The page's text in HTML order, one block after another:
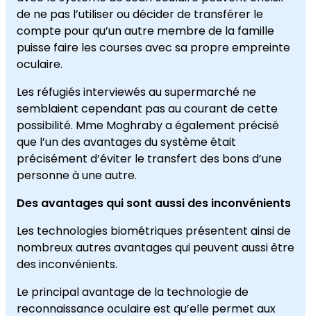
de ne pas l’utiliser ou décider de transférer le
compte pour qu’un autre membre de la famille
puisse faire les courses avec sa propre empreinte
oculaire.
Les réfugiés interviewés au supermarché ne
semblaient cependant pas au courant de cette
possibilité. Mme Moghraby a également précisé
que l’un des avantages du système était
précisément d’éviter le transfert des bons d’une
personne à une autre.
Des avantages qui sont aussi des inconvénients
Les technologies biométriques présentent ainsi de
nombreux autres avantages qui peuvent aussi être
des inconvénients.
Le principal avantage de la technologie de
reconnaissance oculaire est qu’elle permet aux